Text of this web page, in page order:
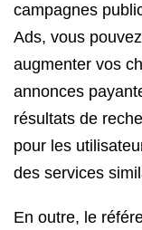
campagnes
Ads, vous
augmenter vos
annonces
résultats de
pour les
des services
En outre, le